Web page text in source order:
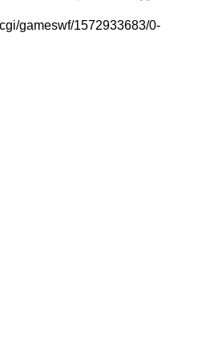
gameswf/1572933683/0-